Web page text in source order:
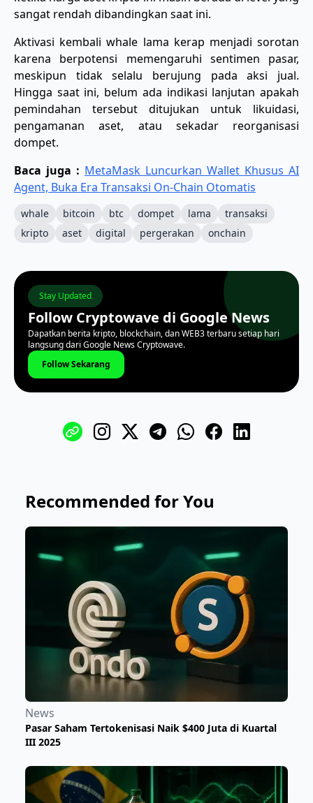
sangat rendah dibandingkan saat ini.
Aktivasi kembali whale lama kerap menjadi sorotan
karena berpotensi memengaruhi sentimen pasar,
meskipun tidak selalu berujung pada aksi jual.
Hingga saat ini, belum ada indikasi lanjutan apakah
pemindahan tersebut ditujukan untuk likuidasi,
pengamanan aset, atau sekadar reorganisasi
dompet.
Baca juga : MetaMask Luncurkan Wallet Khusus AI
Agent, Buka Era Transaksi On-Chain Otomatis
whale bitcoin btc dompet lama
transaksi
kripto
aset digital pergerakan onchain
Stay Updated
Follow Cryptowave di Google News
Dapatkan berita kripto, blockchain, dan WEB3 terbaru setiap hari
langsung dari Google News Cryptowave.
Follow Sekarang
Recommended for You
News
Pasar Saham Tertokenisasi Naik $400 Juta di Kuartal
III 2025